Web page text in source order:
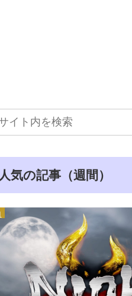
人気の記事（週間）